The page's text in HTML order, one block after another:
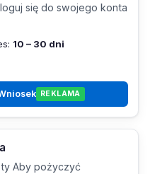
się do swojego konta
10 – 30 dni
REKLAMA
Aby pożyczyć